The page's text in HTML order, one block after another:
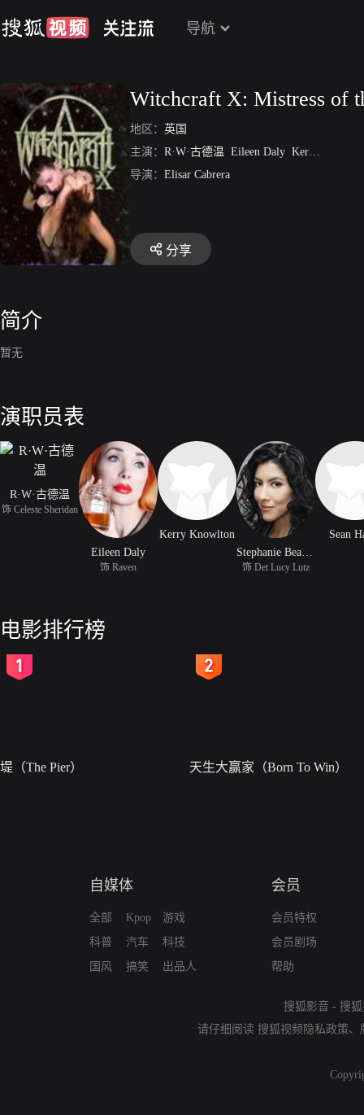
导航
Witchcraft X: Mistress of
地区： 英国
主演： R·W·古德温 Eileen Daly Kerry Knowlton
导演： Elisar Cabrera
分享
简介
暂无
演职员表
R·W·古德温
饰 Celeste Sheridan
Eileen Daly
饰 Raven
Kerry Knowlton
饰 Det Lucy Lutz
Sean
电影排行榜
堤（The Pier） 天生大赢家（Born To Win）
自媒体
全部
科普
国风
Kpop
汽车
搞笑
游戏
科技
出品人
会员
会员特权
会员剧场
帮助
搜狐影音 - 搜
请仔细阅读 搜狐视频隐私政策、